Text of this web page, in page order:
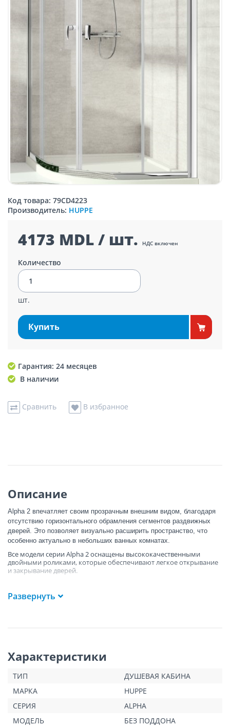
Код товара: 79CD4223
Производитель: HUPPE
4173 MDL / шт. НДС включен
Количество
шт.
Купить
Гарантия: 24 месяцев
В наличии
Сравнить В избранное
Описание
Alpha 2 впечатляет своим прозрачным внешним видом, благодаря
отсутствию горизонтального обрамления сегментов раздвижных
дверей. Это позволяет визуально расширить пространство, что
особенно актуально в небольших ванных комнатах.
Все модели серии Alpha 2 оснащены высококачественными
двойными роликами, которые обеспечивают легкое открывание
и закрывание дверей.
Развернуть
Характеристики
ТИП
ДУШЕВАЯ КАБИНА
МАРКА
HUPPE
СЕРИЯ
ALPHA
МОДЕЛЬ
БЕЗ ПОДДОНА